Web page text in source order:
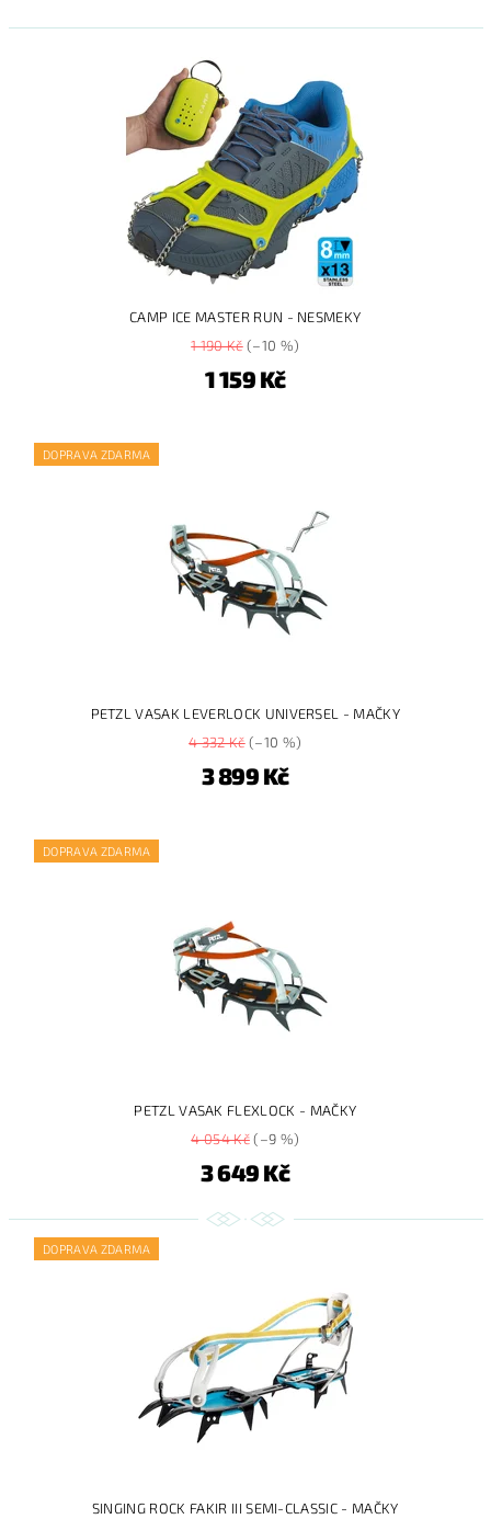
CAMP ICE MASTER RUN - NESMEKY
1 190 Kč(–10 %)
1 159 Kč
DOPRAVA ZDARMA
PETZL VASAK LEVERLOCK UNIVERSEL - MAČKY
4 332 Kč(–10 %)
3 899 Kč
DOPRAVA ZDARMA
PETZL VASAK FLEXLOCK - MAČKY
4 054 Kč(–9 %)
3 649 Kč
DOPRAVA ZDARMA
SINGING ROCK FAKIR III SEMI-CLASSIC - MAČKY